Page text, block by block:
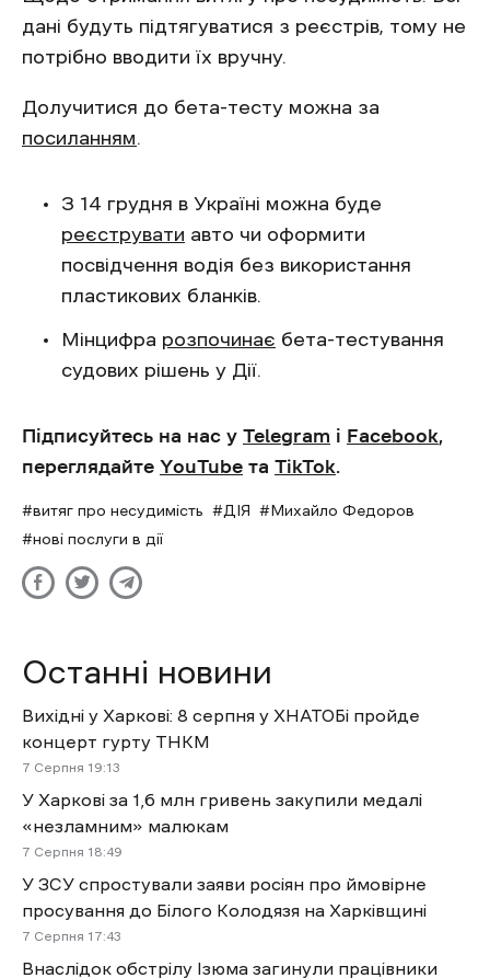
дані будуть підтягуватися з реєстрів, тому не
потрібно вводити їх вручну.
Долучитися до бета-тесту можна за
посиланням.
З 14 грудня в Україні можна буде
реєструвати авто чи оформити
посвідчення водія без використання
пластикових бланків.
Мінцифра розпочинає бета-тестування
судових рішень у Дії.
Підписуйтесь на нас у Telegram і Facebook,
переглядайте YouTube та TikTok.
витяг про несудимість ДІЯ
Михайло Федоров
нові послуги в дії
Останні новини
Вихідні у Харкові: 8 серпня у ХНАТОБі пройде
концерт гурту ТНКМ
7 Cерпня 19:13
У Харкові за 1,6 млн гривень закупили медалі
«незламним» малюкам
7 Cерпня 18:49
У ЗСУ спростували заяви росіян про ймовірне
просування до Білого Колодязя на Харківщині
7 Cерпня 17:43
Внаслідок обстрілу Ізюма загинули працівники